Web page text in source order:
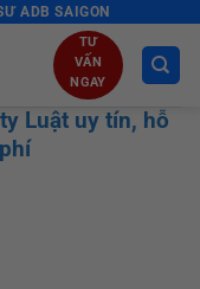
ADB SAIGON
TƯ
VẤN
NGAY
Luật uy tín, hỗ